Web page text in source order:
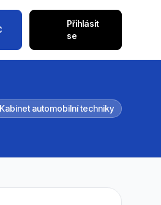
Přihlásit
se
Kabinet automobilní techniky